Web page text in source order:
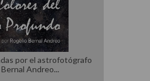
por el astrofotógrafo
Bernal Andreo